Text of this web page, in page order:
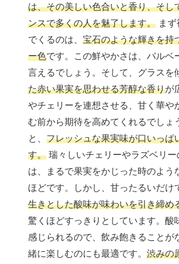
は、その美しい色合いと香り、そし
ンスで多くの人を魅了します。 ま
でくるのは、 宝石のような輝きを持
ー色です。この鮮やかさは、バルベ
言えるでしょう。そして、グラスを
た赤い果実を思わせる芳醇な香りが
やチェリーを連想させる、甘く華や
む前から期待を高めてくれるでしょ
と、 フレッシュな果実味が口いっぱ
す。 瑞々しいチェリーやラズベリ
は、まるで果実をかじった時のよう
ほどです。しかし、甘ったるいだけ
生きとした酸味が味わいを引き締め
驚くほどすっきりとしています。酸
感じられるので、飲み飽きることが
緒に楽しむのにも最適です。 渋みの